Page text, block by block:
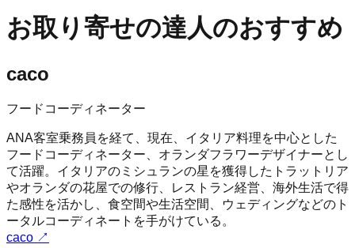
お取り寄せの達人のおすすめ
caco
フードコーディネーター
ANA客室乗務員を経て、現在、イタリア料理を中心とした
フードコーディネーター、オランダフラワーデザイナーとし
て活躍。イタリアのミシュランの星を獲得したトラットリア
やオランダの花屋での修行、レストラン経営、海外生活で得
た感性を活かし、食空間や生活空間、ウェディングなどのト
ータルコーディネートを手がけている。
caco ↗